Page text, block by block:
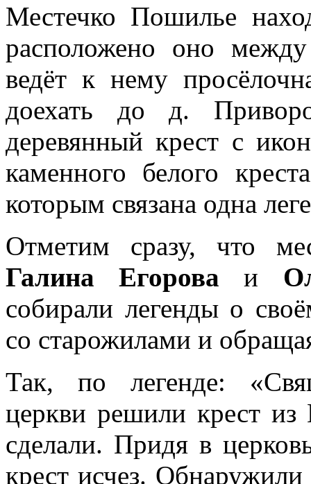
Местечко Пошилье
расположено оно
ведёт к нему
доехать до д.
деревянный крест с
каменного белого
которым связана одна
Отметим сразу, что
Галина Егорова и
собирали легенды о
со старожилами и
Так, по легенде:
церкви решили крест из
сделали. Придя в
крест исчез.